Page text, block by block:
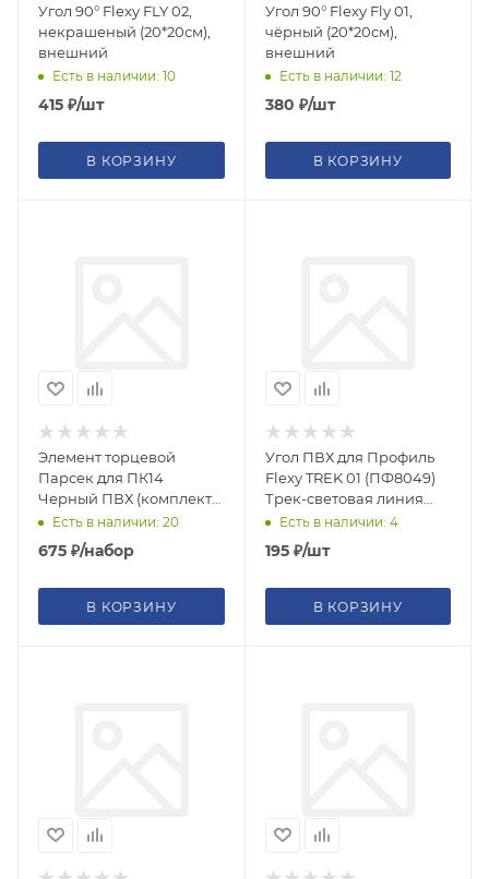
Угол 90° Flexy FLY 02,
некрашеный (20*20см),
внешний
Есть в наличии: 10
415 ₽/шт
В КОРЗИНУ
Угол 90° Flexy Fly 01,
чёрный (20*20см),
внешний
Есть в наличии: 12
380 ₽/шт
В КОРЗИНУ
Элемент торцевой
Парсек для ПК14
Черный ПВХ (комплект
на 2 стороны)
Есть в наличии: 20
675 ₽/набор
В КОРЗИНУ
Угол ПВХ для Профиль
Flexy TREK 01 (ПФ8049)
Трек-световая линия
34мм
Есть в наличии: 4
195₽/шт
В КОРЗИНУ